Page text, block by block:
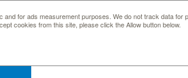
for ads measurement purposes. We do not track data
cookies from this site, please click the Allow button below.